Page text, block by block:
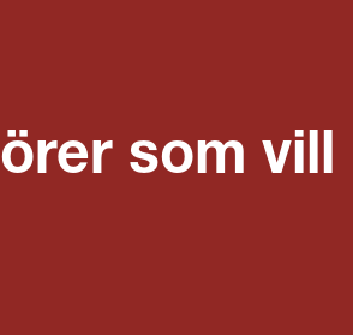
som vill